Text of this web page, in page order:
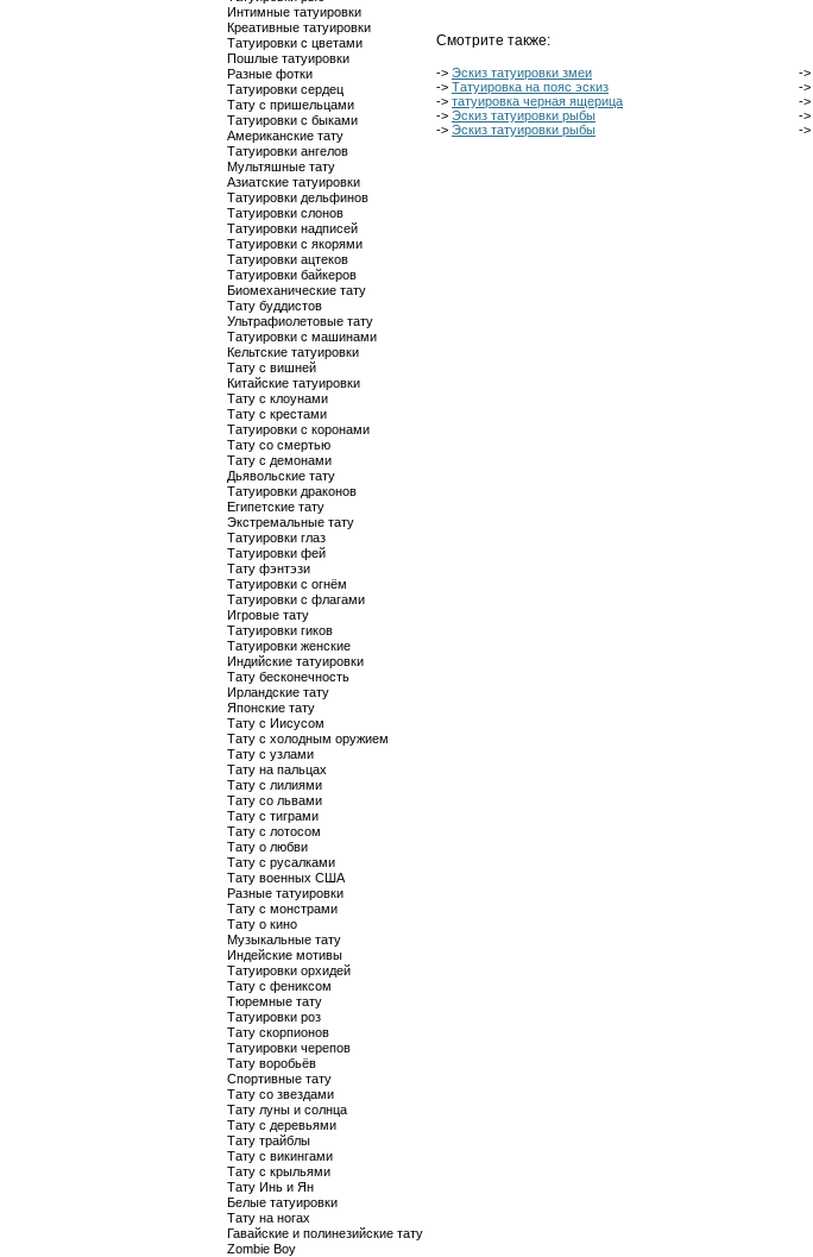
Интимные татуировки
Креативные татуировки
Татуировки с цветами
Пошлые татуировки
Разные фотки
Татуировки сердец
Тату с пришельцами
Татуировки с быками
Американские тату
Татуировки ангелов
Мультяшные тату
Азиатские татуировки
Татуировки дельфинов
Татуировки слонов
Татуировки надписей
Татуировки с якорями
Татуировки ацтеков
Татуировки байкеров
Биомеханические тату
Тату буддистов
Ультрафиолетовые тату
Татуировки с машинами
Кельтские татуировки
Тату с вишней
Китайские татуировки
Тату с клоунами
Тату с крестами
Татуировки с коронами
Тату со смертью
Тату с демонами
Дьявольские тату
Татуировки драконов
Египетские тату
Экстремальные тату
Татуировки глаз
Татуировки фей
Тату фэнтэзи
Татуировки с огнём
Татуировки с флагами
Игровые тату
Татуировки гиков
Татуировки женские
Индийские татуировки
Тату бесконечность
Ирландские тату
Японские тату
Тату с Иисусом
Тату с холодным оружием
Тату с узлами
Тату на пальцах
Тату с лилиями
Тату со львами
Тату с тиграми
Тату с лотосом
Тату о любви
Тату с русалками
Тату военных США
Разные татуировки
Тату с монстрами
Тату о кино
Музыкальные тату
Индейские мотивы
Татуировки орхидей
Тату с фениксом
Тюремные тату
Татуировки роз
Тату скорпионов
Татуировки черепов
Тату воробьёв
Спортивные тату
Тату со звездами
Тату луны и солнца
Тату с деревьями
Тату трайблы
Тату с викингами
Тату с крыльями
Тату Инь и Ян
Белые татуировки
Тату на ногах
Гавайские и полинезийские тату
Zombie Boy
Смотрите также:
-> Эскиз татуировки змеи ->
-> Татуировка на пояс эскиз ->
-> татуировка черная ящерица ->
-> Эскиз татуировки рыбы ->
-> Эскиз татуировки рыбы ->